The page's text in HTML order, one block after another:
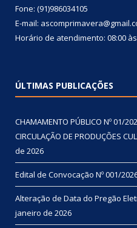
Fone: (91)986034105
E-mail:
Horário de atendimento: 08:00
ÚLTIMAS PUBLICAÇÕES
CHAMAMENTO PÚBLICO Nº 01/
CIRCULAÇÃO DE PRODUÇÕES
de 2026
Edital de Convocação Nº 001/
Alteração de Data do Pregão
janeiro de 2026